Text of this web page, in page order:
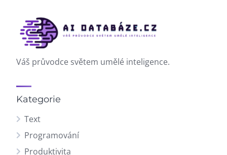
Váš průvodce světem umělé inteligence.
Kategorie
Text
Programování
Produktivita